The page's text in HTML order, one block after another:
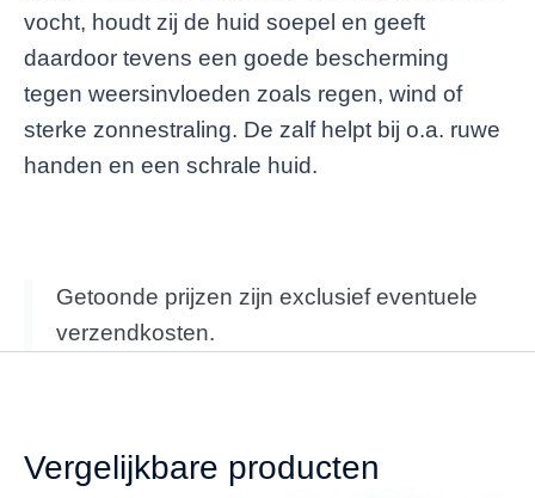
vocht, houdt zij de huid soepel en geeft
daardoor tevens een goede bescherming
tegen weersinvloeden zoals regen, wind of
sterke zonnestraling. De zalf helpt bij o.a. ruwe
handen en een schrale huid.
Getoonde prijzen zijn exclusief eventuele
verzendkosten.
Vergelijkbare producten